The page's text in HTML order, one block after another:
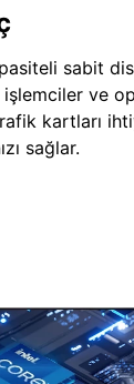
sabit
ve
kartları
sağlar.